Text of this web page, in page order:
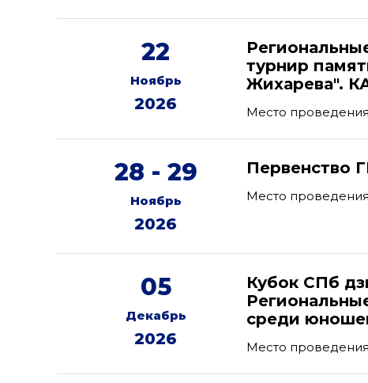
22
Ноябрь
2026
турнир
Жихарева".
Место
28 - 29
Ноябрь
2026
Первенство
Место
05
Декабрь
2026
Кубок СПб
среди
Место